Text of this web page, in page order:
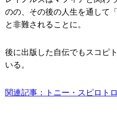
のの、その後の人生を通して
と非難されることに。
後に出版した自伝でもスコピ
いる。
関連記事：トニー・スピロト